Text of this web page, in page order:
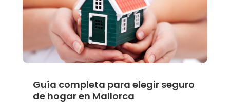
Guía completa para elegir seguro
de hogar en Mallorca